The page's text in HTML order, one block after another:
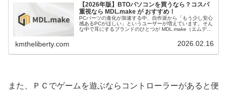
【2026年版】BTOパソコンを買うなら？コスパ
重視なら MDL.make が おすすめ！
PCパーツの進化が加速する中、自作派から「もう少し安心
感あるPCがほしい」というユーザーが増えています。そん
な中で耳にするブランドのひとつが MDL.make（エムディ
kmtheliberty.com 2026.02.16
また、ＰＣでゲームを遊ぶならコントローラーがあると便